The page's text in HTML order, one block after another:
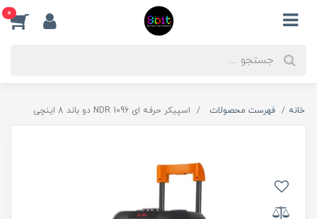
0
خانه فهرست محصولات اسپیکر حرفه ای NDR 1096 دو باند 8 اینچی